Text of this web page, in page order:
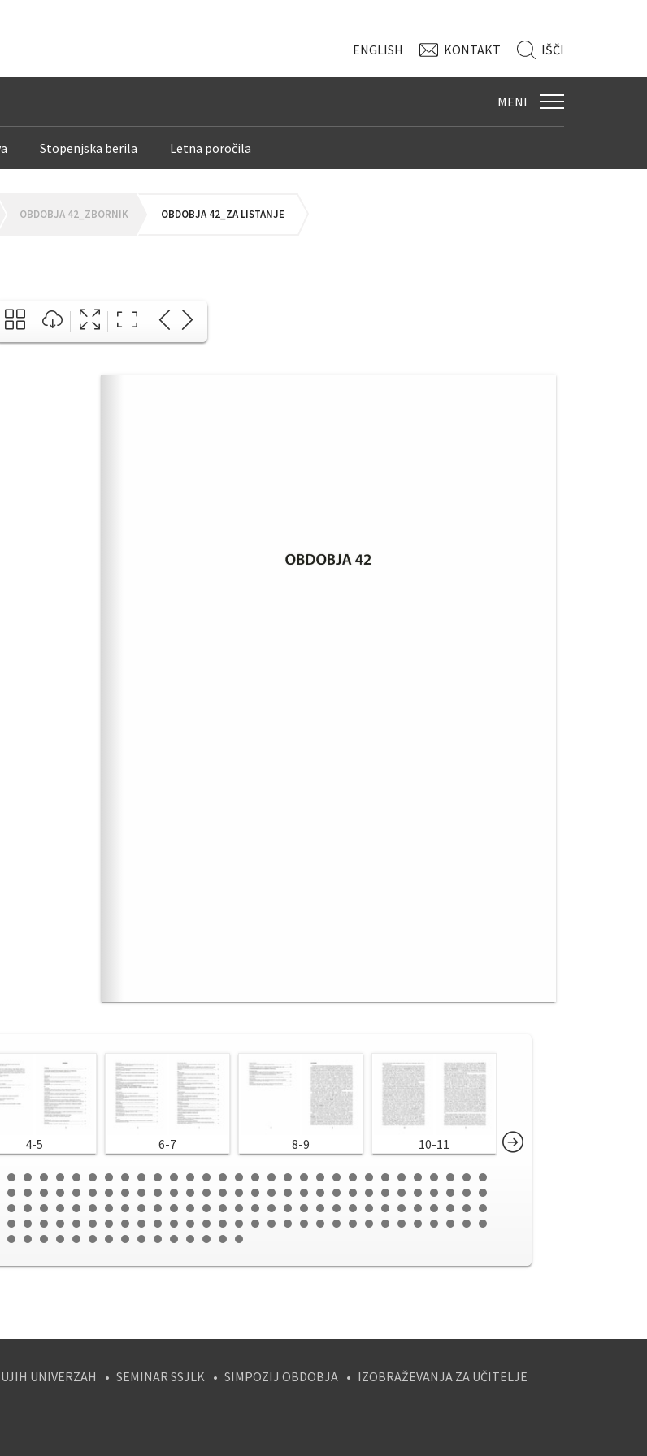
ENGLISH KONTAKT IŠČI
MENI
Stopenjska berila Letna poročila
OBDOBJA 42_ZBORNIK OBDOBJA 42_ZA LISTANJE
4-5 6-7 8-9 10-11
UNIVERZAH SEMINAR SSJLK SIMPOZIJ OBDOBJA IZOBRAŽEVANJA ZA UČITELJE